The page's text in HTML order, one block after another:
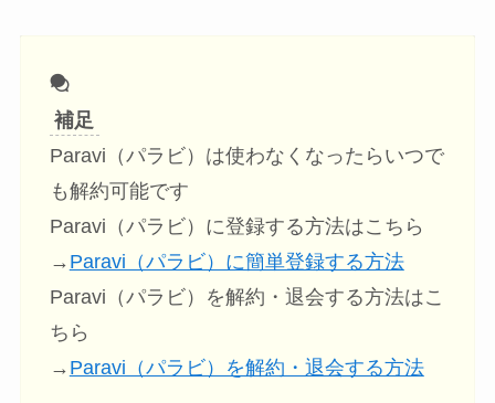
補足
Paravi（パラビ）は使わなくなったらいつで
も解約可能です
Paravi（パラビ）に登録する方法はこちら
→ Paravi（パラビ）に簡単登録する方法
Paravi（パラビ）を解約・退会する方法はこ
ちら
→ Paravi（パラビ）を解約・退会する方法